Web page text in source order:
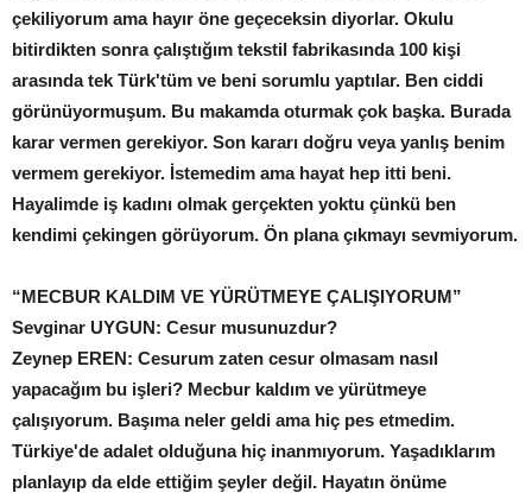
çekiliyorum ama hayır öne geçeceksin diyorlar. Okulu
bitirdikten sonra çalıştığım tekstil fabrikasında 100 kişi
arasında tek Türk'tüm ve beni sorumlu yaptılar. Ben ciddi
görünüyormuşum. Bu makamda oturmak çok başka. Burada
karar vermen gerekiyor. Son kararı doğru veya yanlış benim
vermem gerekiyor. İstemedim ama hayat hep itti beni.
Hayalimde iş kadını olmak gerçekten yoktu çünkü ben
kendimi çekingen görüyorum. Ön plana çıkmayı sevmiyorum.
“MECBUR KALDIM VE YÜRÜTMEYE ÇALIŞIYORUM”
Sevginar UYGUN: Cesur musunuzdur?
Zeynep EREN: Cesurum zaten cesur olmasam nasıl
yapacağım bu işleri? Mecbur kaldım ve yürütmeye
çalışıyorum. Başıma neler geldi ama hiç pes etmedim.
Türkiye'de adalet olduğuna hiç inanmıyorum. Yaşadıklarım
planlayıp da elde ettiğim şeyler değil. Hayatın önüme